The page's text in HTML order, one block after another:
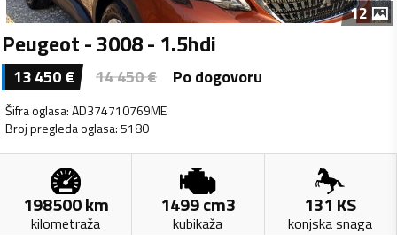
12
Peugeot - 3008 - 1.5hdi
13 450€ 14 450€ Po dogovoru
Šifra oglasa:AD374710769ME
Broj pregleda oglasa:5180
198500km
kilometraža
1499cm3
kubikaža
131 KS
konjska snaga